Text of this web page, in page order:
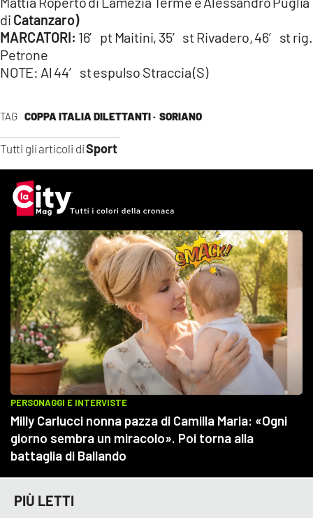
TAG COPPA ITALIA DILETTANTI · SORIANO
Tutti gli articoli diSport
di Catanzaro)
MARCATORI: 16′ pt Maitini, 35′ st Rivadero, 46′ st rig.
Petrone
NOTE: Al 44′ st espulso Straccia (S)
PIÙ LETTI